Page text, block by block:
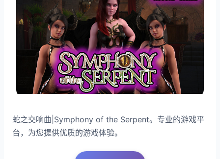
蛇之交响曲|Symphony of the Serpent。专业的游戏平
台，为您提供优质的游戏体验。